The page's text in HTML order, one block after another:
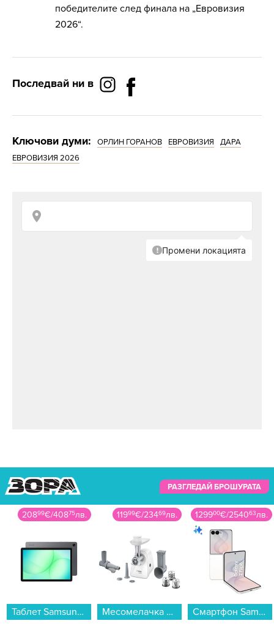
победителите след финала на „Евровизия
2026“.
Последвай ни в
Ключови думи: ОРЛИН ГОРАНОВ ЕВРОВИЗИЯ
ДАРА
ЕВРОВИЗИЯ 2026
РАЗГЛЕДАЙ БРОШУРАТА
20899€/40875лв.
Таблет Samsung GALAXY TAB A11+ WIFI GRAY 128/6GB SM-X230NZAR , 128 GB, 6 GB...
11999€/23469лв.
Месомелачка Bosch MFW2517W...
129900€/254063лв.
Смартфон Samsung GALAXY Z FLIP8 256GB CREAM SM-F776BZEG , 12 GB, 256 GB...